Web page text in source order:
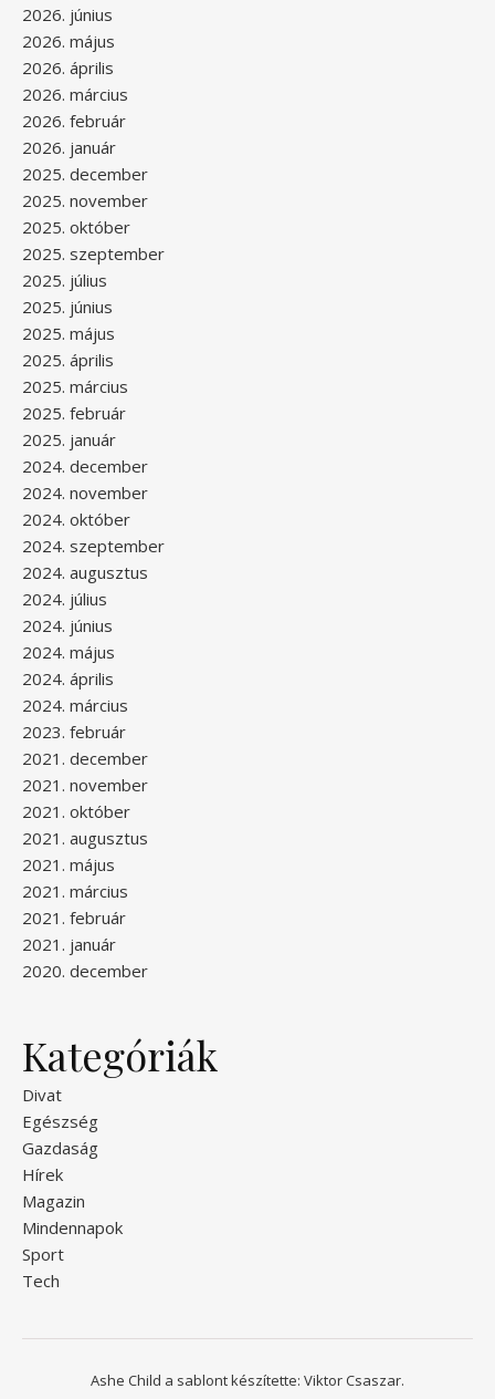
2026. június
2026. május
2026. április
2026. március
2026. február
2026. január
2025. december
2025. november
2025. október
2025. szeptember
2025. július
2025. június
2025. május
2025. április
2025. március
2025. február
2025. január
2024. december
2024. november
2024. október
2024. szeptember
2024. augusztus
2024. július
2024. június
2024. május
2024. április
2024. március
2023. február
2021. december
2021. november
2021. október
2021. augusztus
2021. május
2021. március
2021. február
2021. január
2020. december
Kategóriák
Divat
Egészség
Gazdaság
Hírek
Magazin
Mindennapok
Sport
Tech
Ashe Child a sablont készítette: Viktor Csaszar.